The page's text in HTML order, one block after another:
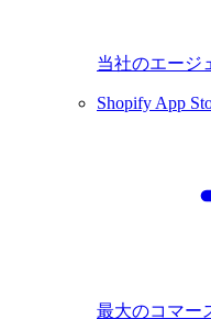
当社のエージ
Shopify App
最大のコマー